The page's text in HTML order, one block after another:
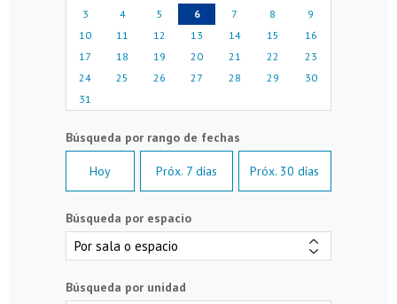
3
4 5 6 7 8
9
10
11 12 13 14 15
16
17
18 19 20 21 22
23
24
25 26 27 28 29
30
31
Hoy Próx. 7 días Próx. 30 días
Búsqueda por espacio
Búsqueda por unidad